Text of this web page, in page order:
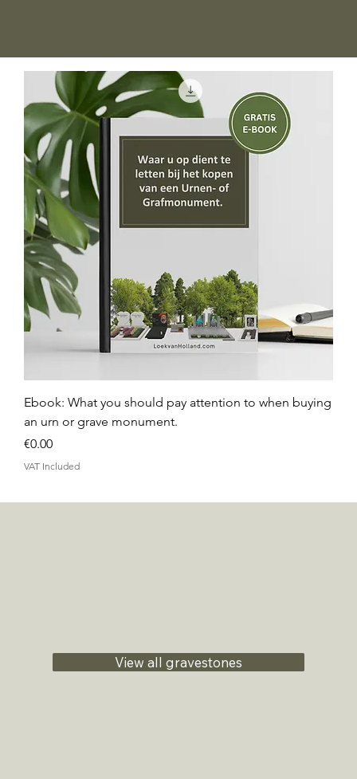
Ebook: What you should pay attention to when buying
an urn or grave monument.
Price
€0.00
VAT Included
View all gravestones